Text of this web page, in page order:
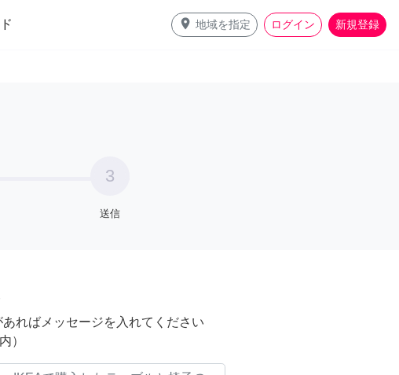
place 地域を指定 ログイン 新規登録
3
送信
ればメッセージを入れてください
）